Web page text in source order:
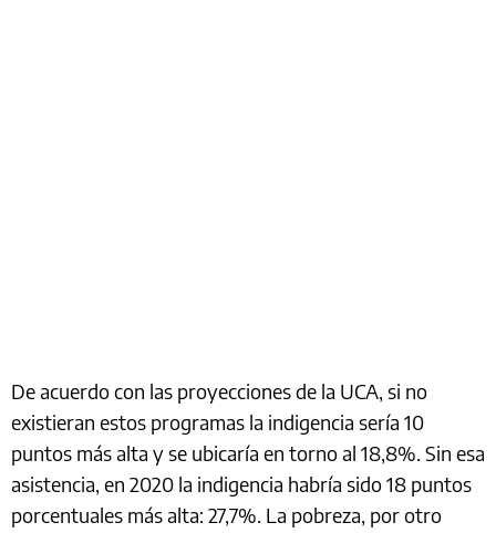
De acuerdo con las proyecciones de la UCA, si no
existieran estos programas la indigencia sería 10
puntos más alta y se ubicaría en torno al 18,8%. Sin esa
asistencia, en 2020 la indigencia habría sido 18 puntos
porcentuales más alta: 27,7%. La pobreza, por otro